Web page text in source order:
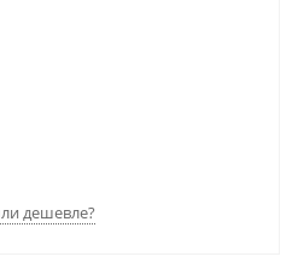
дешевле?